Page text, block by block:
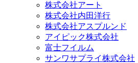
株式会社アート
株式会社内田洋行
株式会社アスプルンド
アイピック株式会社
富士フイルム
サンワサプライ株式会社